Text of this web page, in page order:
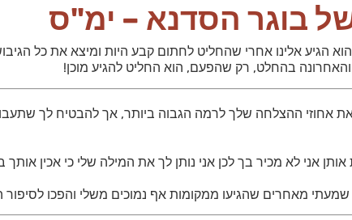
בוגר הסדנא – ימ"ס
אלינו אחרי שהחליט לחתום קבע היות ומיצא את כל
בהחלט, רק שהפעם, הוא החליט להגיע מוכן!
אחוזי ההצלחה שלך לרמה הגבוה ביותר, אך להבטיח לך
אני לא מכיר בך לכן אני נותן לך את המילה שלי כי אכין
מאחרים שהגיעו ממקומות אף נמוכים משלי והפכו